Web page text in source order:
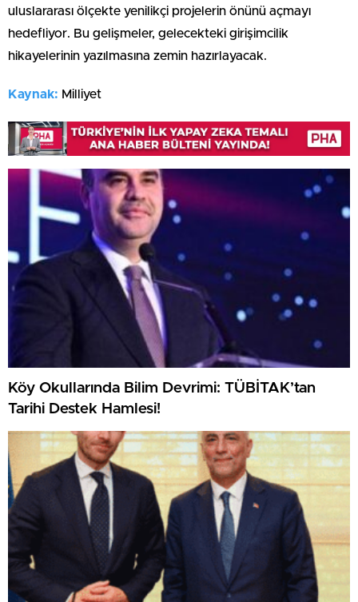
uluslararası ölçekte yenilikçi projelerin önünü açmayı
hedefliyor. Bu gelişmeler, gelecekteki girişimcilik
hikayelerinin yazılmasına zemin hazırlayacak.
Kaynak: Milliyet
Köy Okullarında Bilim Devrimi: TÜBİTAK’tan
Tarihi Destek Hamlesi!